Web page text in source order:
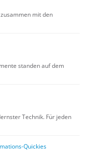
mit den
standen auf dem
Technik. Für jeden
Quickies